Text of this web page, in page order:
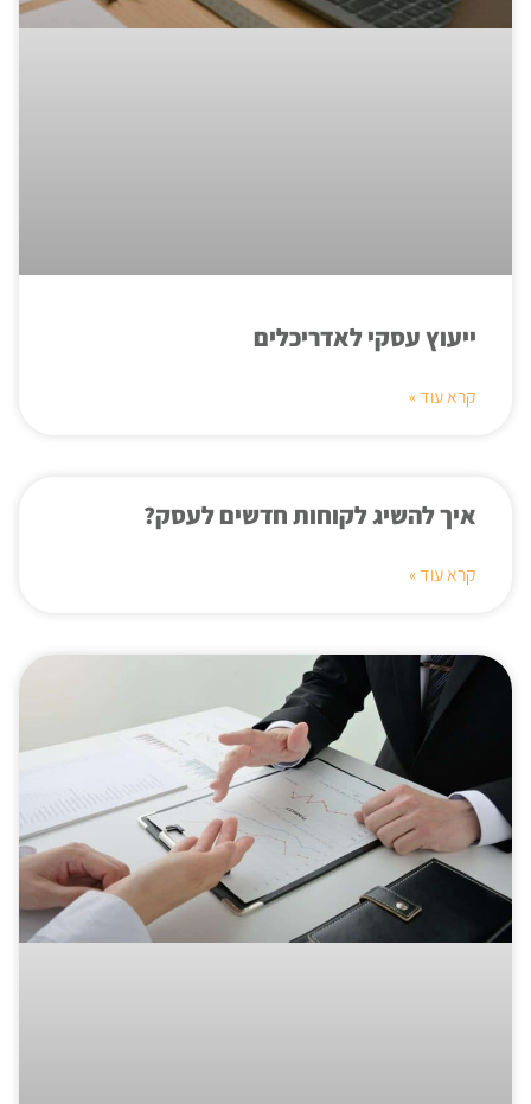
ייעוץ עסקי לאדריכלים
קרא עוד »
איך להשיג לקוחות חדשים לעסק?
קרא עוד »